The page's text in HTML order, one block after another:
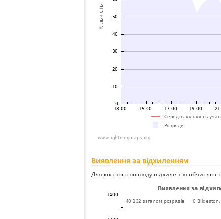
Виявлення за відхиленням
Для кожного розряду відхилення